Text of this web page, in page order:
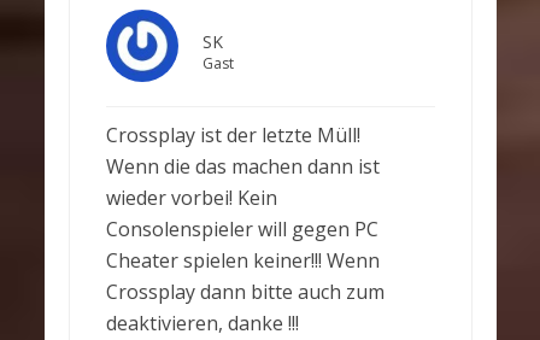
SK
Gast
Crossplay ist der letzte Müll!
Wenn die das machen dann ist
wieder vorbei! Kein
Consolenspieler will gegen PC
Cheater spielen keiner!!! Wenn
Crossplay dann bitte auch zum
deaktivieren, danke !!!